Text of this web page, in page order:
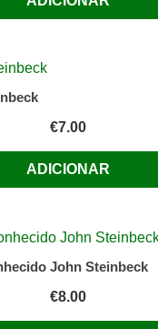
€7.00
ADICIONAR
John Steinbeck
€8.00